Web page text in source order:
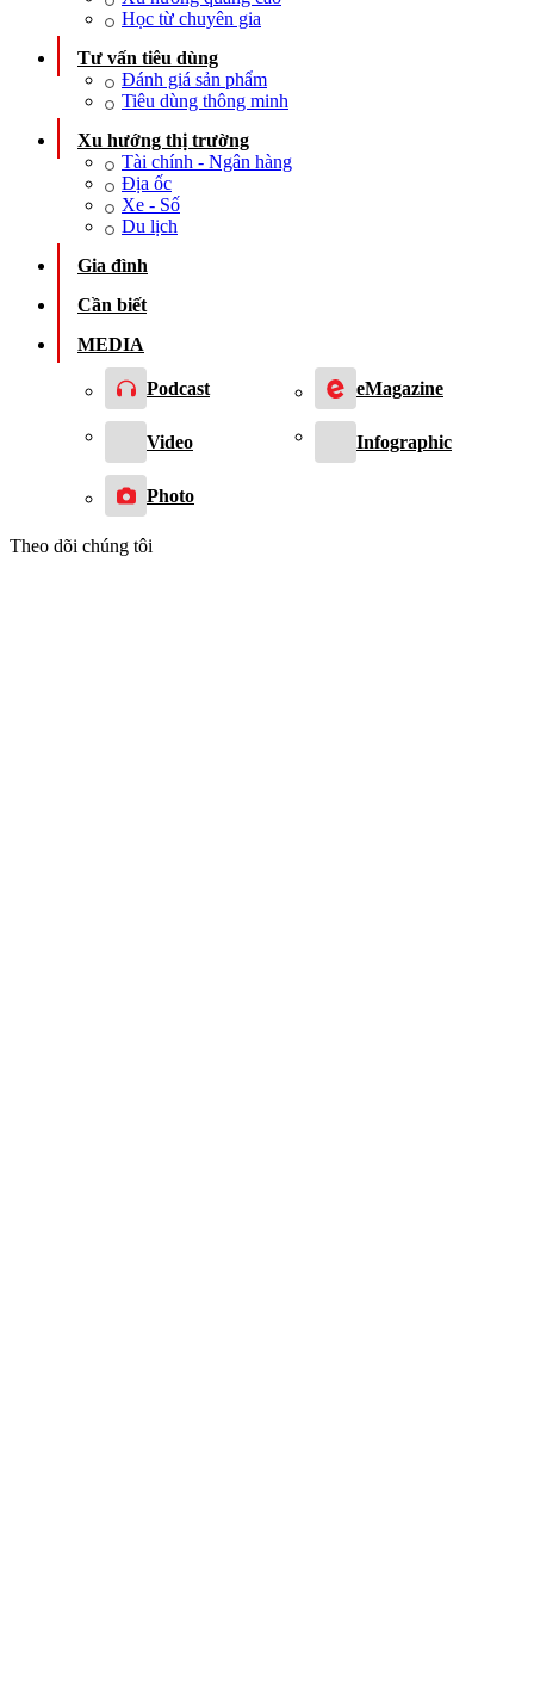
Học từ chuyên gia
Tư vấn tiêu dùng
Đánh giá sản phẩm
Tiêu dùng thông minh
Xu hướng thị trường
Tài chính - Ngân hàng
Địa ốc
Xe - Số
Du lịch
Gia đình
Cần biết
MEDIA
Podcast eMagazine
Video Infographic
Photo
Theo dõi chúng tôi